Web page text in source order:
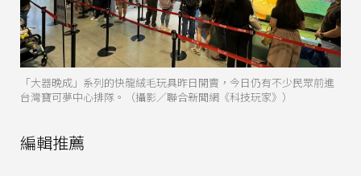
「大器晚成」系列的快龍絨毛玩具昨日開賣，今日仍有不少民眾前進
台灣寶可夢中心排隊。（攝影／聯合新聞網《科技玩家》）
編輯推薦